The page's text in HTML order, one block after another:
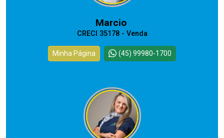
Marcio
CRECI 35178 - Venda
Minha Página (45) 99980-1700